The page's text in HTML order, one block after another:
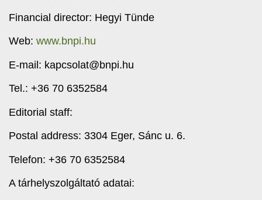
ÜBER UNS
SICHERN SIE SICH JETZT IHR TICKET!
Financial director: Hegyi Tünde
Web: www.bnpi.hu
E-mail: kapcsolat@bnpi.hu
Tel.: +36 70 6352584
Editorial staff:
Postal address: 3304 Eger, Sánc u. 6.
Telefon: +36 70 6352584
A tárhelyszolgáltató adatai: